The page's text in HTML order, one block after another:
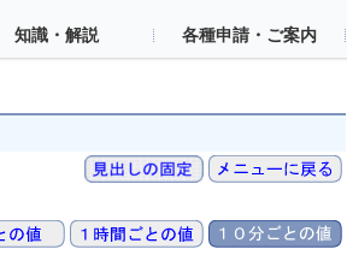
知識・解説 各種申請・ご案内